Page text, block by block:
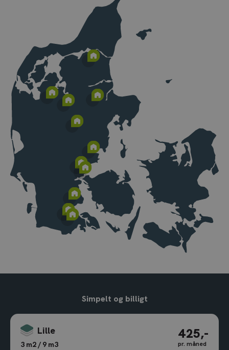
Simpelt og billigt
Lille
3 m2 / 9 m3
425,-
pr. måned